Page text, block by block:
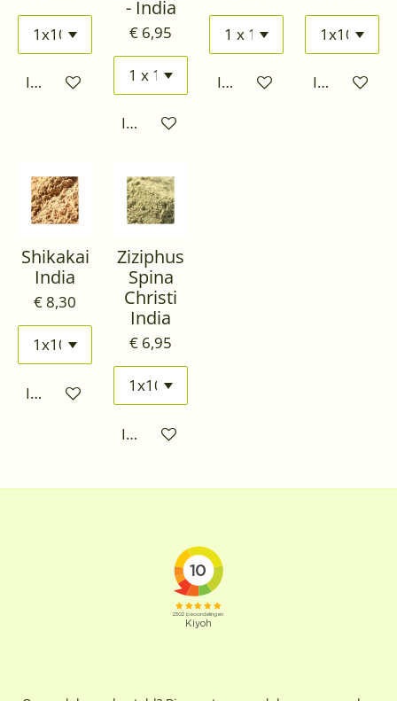
In winkelwagen
- India
€ 6,95
In winkelwagen
In winkelwagen
In
Shikakai
India
€ 8,30
In winkelwagen
Ziziphus
Spina
Christi
India
€ 6,95
In winkelwagen